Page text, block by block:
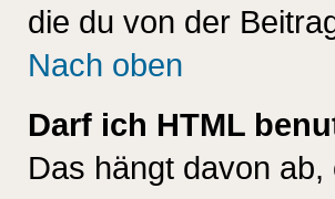
die du von der
Nach oben
Darf ich HTML
Das hängt davon